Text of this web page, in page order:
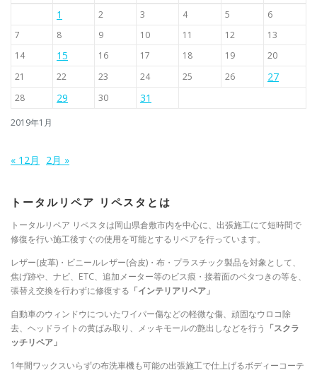
2019年1月
1
2 3 4 5
6
7
8 9 10 11 12
13
14
15 16 17 18 19
20
21
22 23 24 25 26 27
28 29 30 31
« 12月 2月 »
トータルリペア リペスタとは
トータルリペア リペスタは岡山県倉敷市内を中心に、出張施工にて短時間で
修復を行い施工後すぐの使用を可能とするリペアを行っています。
レザー(皮革)・ビニールレザー(合皮)・布・プラスチック製品を対象として、
焦げ跡や、ナビ、ETC、追加メーター等のビス痕・接着面のベタつきの等を、
張替え交換を行わずに修復する 「インテリアリペア」
自動車のウィンドウについたワイパー傷などの軽微な傷、頑固なウロコ除
去、ヘッドライトの黄ばみ取り、メッキモールの艶出しなどを行う
「スクラ
ッチリペア」
1年間ワックスいらずの布洗車機も可能の出張施工で仕上げるボディーコーテ